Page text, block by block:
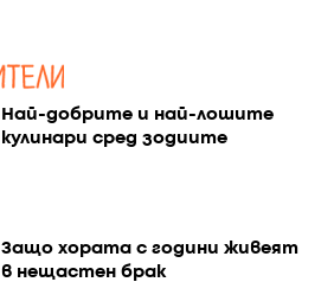
Най-добрите и най-лошите
кулинари сред зодиите
Защо хората с години живеят
в нещастен брак